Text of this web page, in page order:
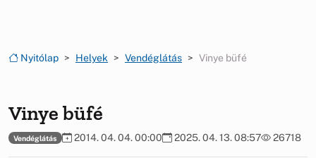
Nyitólap Helyek Vendéglátás Vinye büfé
Vinye büfé
Vendéglátás 2014. 04. 04. 00:00 2025. 04. 13. 08:57 26718